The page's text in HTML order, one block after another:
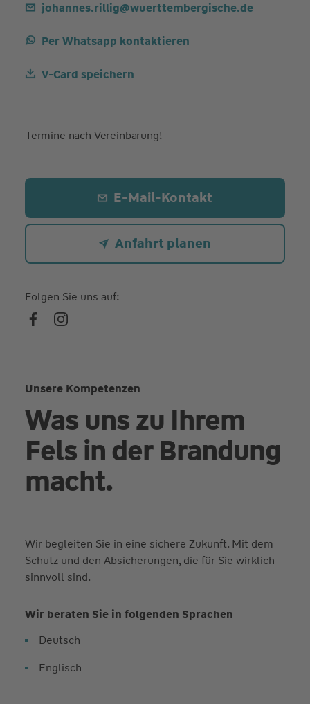
johannes.rillig@wuerttembergische.de
Per Whatsapp kontaktieren
V-Card speichern
Termine nach Vereinbarung!
E-Mail-Kontakt
Anfahrt planen
Folgen Sie uns auf:
Unsere Kompetenzen
Was uns zu Ihrem
Fels in der Brandung
macht.
Wir begleiten Sie in eine sichere Zukunft. Mit dem
Schutz und den Absicherungen, die für Sie wirklich
sinnvoll sind.
Wir beraten Sie in folgenden Sprachen
Deutsch
Englisch